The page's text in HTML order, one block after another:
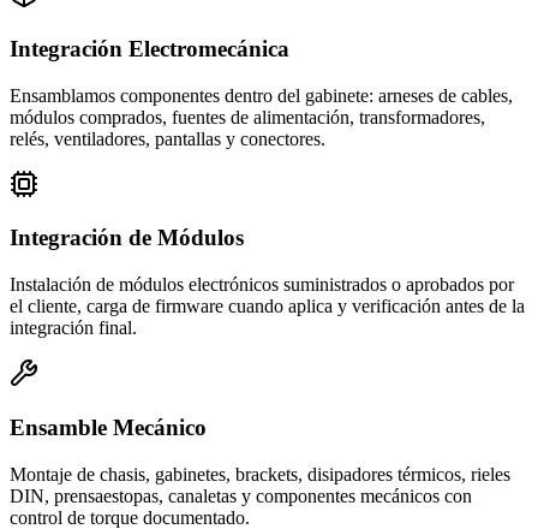
Integración Electromecánica
Ensamblamos componentes dentro del gabinete: arneses de cables,
módulos comprados, fuentes de alimentación, transformadores,
relés, ventiladores, pantallas y conectores.
Integración de Módulos
Instalación de módulos electrónicos suministrados o aprobados por
el cliente, carga de firmware cuando aplica y verificación antes de la
integración final.
Ensamble Mecánico
Montaje de chasis, gabinetes, brackets, disipadores térmicos, rieles
DIN, prensaestopas, canaletas y componentes mecánicos con
control de torque documentado.